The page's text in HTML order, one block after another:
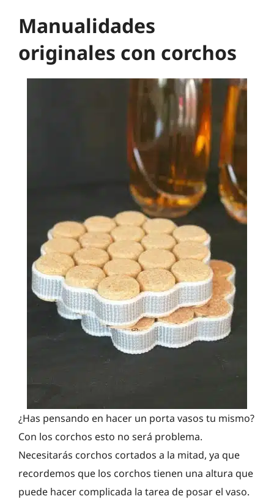
Manualidades
originales con corchos
¿Has pensando en hacer un porta vasos tu mismo?
Con los corchos esto no será problema.
Necesitarás corchos cortados a la mitad, ya que
recordemos que los corchos tienen una altura que
puede hacer complicada la tarea de posar el vaso.